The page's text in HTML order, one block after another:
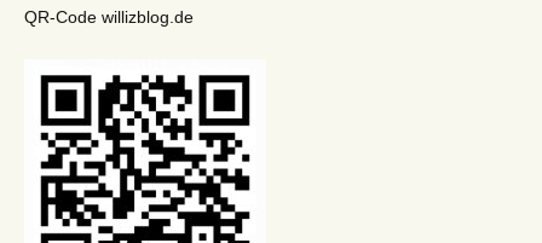
QR-Code willizblog.de